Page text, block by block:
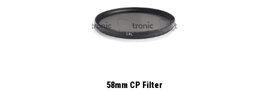
58mm CP Filter